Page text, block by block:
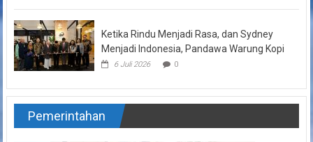
Ketika Rindu Menjadi Rasa, dan Sydney
Menjadi Indonesia, Pandawa Warung Kopi
6 Juli 2026 0
Pemerintahan